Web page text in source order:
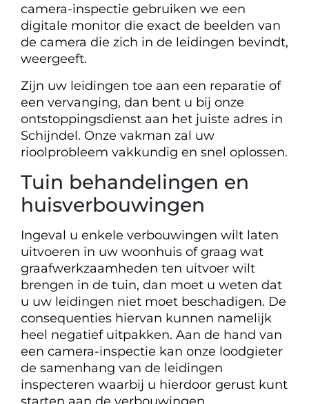
camera-inspectie gebruiken we een
digitale monitor die exact de beelden van
de camera die zich in de leidingen bevindt,
weergeeft.
Zijn uw leidingen toe aan een reparatie of
een vervanging, dan bent u bij onze
ontstoppingsdienst aan het juiste adres in
Schijndel. Onze vakman zal uw
rioolprobleem vakkundig en snel oplossen.
Tuin behandelingen en
huisverbouwingen
Ingeval u enkele verbouwingen wilt laten
uitvoeren in uw woonhuis of graag wat
graafwerkzaamheden ten uitvoer wilt
brengen in de tuin, dan moet u weten dat
u uw leidingen niet moet beschadigen. De
consequenties hiervan kunnen namelijk
heel negatief uitpakken. Aan de hand van
een camera-inspectie kan onze loodgieter
de samenhang van de leidingen
inspecteren waarbij u hierdoor gerust kunt